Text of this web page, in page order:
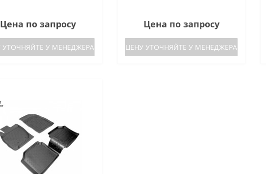
Цена по запросу
УТОЧНЯЙТЕ У МЕНЕДЖЕРА
Цена по запросу
ЦЕНУ УТОЧНЯЙТЕ У МЕНЕДЖЕРА